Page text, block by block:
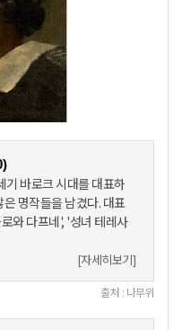
기 바로크 시대를 대표하
명작들을 남겼다. 대표
와 다프네', '성녀 테레사
[자세히보기]
출처 : 나무위